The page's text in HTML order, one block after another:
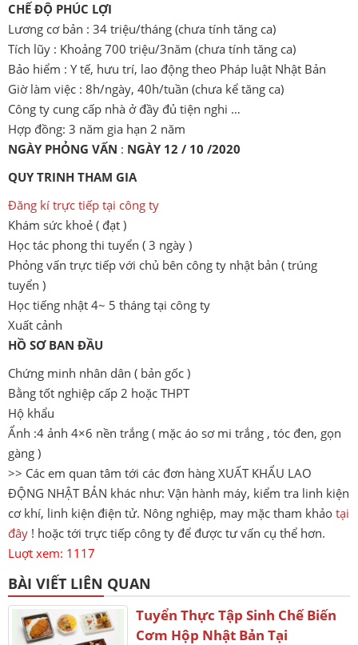
CHẾ ĐỘ PHÚC LỢI
Lương cơ bản : 34 triệu/tháng (chưa tính tăng ca)
Tích lũy : Khoảng 700 triệu/3năm (chưa tính tăng ca)
Bảo hiểm : Y tế, hưu trí, lao động theo Pháp luật Nhật Bản
Giờ làm việc : 8h/ngày, 40h/tuần (chưa kể tăng ca)
Công ty cung cấp nhà ở đầy đủ tiện nghi …
Hợp đồng: 3 năm gia hạn 2 năm
NGÀY PHỎNG VẤN : NGÀY 12 / 10 /2020
QUY TRINH THAM GIA
Đăng kí trực tiếp tại công ty
Khám sức khoẻ ( đạt )
Học tác phong thi tuyển ( 3 ngày )
Phỏng vấn trực tiếp với chủ bên công ty nhật bản ( trúng
tuyển )
Học tiếng nhật 4~ 5 tháng tại công ty
Xuất cảnh
HỒ SƠ BAN ĐẦU
Chứng minh nhân dân ( bản gốc )
Bằng tốt nghiệp cấp 2 hoặc THPT
Hộ khẩu
Ẩnh :4 ảnh 4×6 nền trắng ( mặc áo sơ mi trắng , tóc đen, gọn
gàng )
>> Các em quan tâm tới các đơn hàng XUẤT KHẨU LAO
ĐỘNG NHẬT BẢN khác như: Vận hành máy, kiểm tra linh kiện
cơ khí, linh kiện điện tử. Nông nghiệp, may mặc tham khảo tại
đây ! hoặc tới trực tiếp công ty để được tư vấn cụ thể hơn.
Luợt xem: 1117
BÀI VIẾT LIÊN QUAN
Tuyển Thực Tập Sinh Chế Biến
Cơm Hộp Nhật Bản Tại